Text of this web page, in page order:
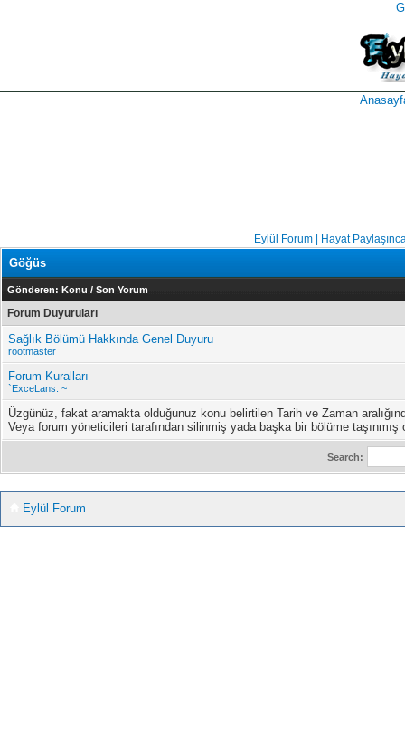
Eylül Forum | Hayat
Göğüs
Gönderen: Konu / Son Yorum
Forum Duyuruları
Sağlık Bölümü Hakkında Genel Duyuru
rootmaster
Forum Kuralları
`ExceLans. ~
Üzgünüz, fakat aramakta olduğunuz konu belirtilen Tarih ve Zaman
Veya forum yöneticileri tarafından silinmiş yada başka bir bölüme taşınmış
Search:
Eylül Forum